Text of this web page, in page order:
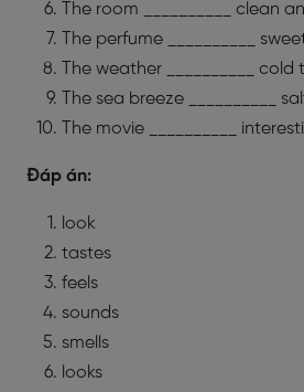
The room __________ clean
The perfume __________
The weather __________ cold
The sea breeze __________
The movie __________
Đáp án:
look
tastes
feels
sounds
smells
looks